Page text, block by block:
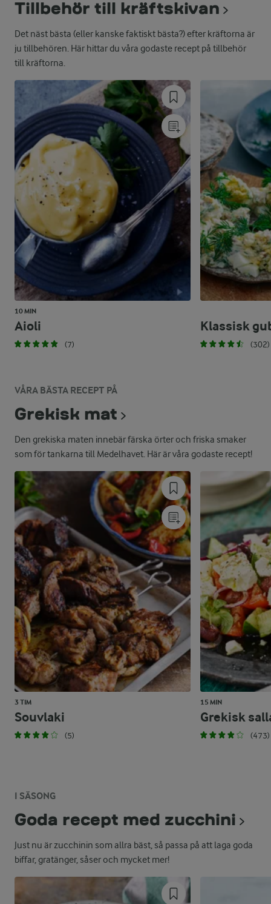
Tillbehör till kräftskivan
Det näst bästa (eller kanske faktiskt bästa?) efter kräftorna är
ju tillbehören. Här hittar du våra godaste recept på tillbehör
till kräftorna.
10 MIN
Aioli
(7)
Klassisk
(302)
VÅRA BÄSTA RECEPT PÅ
Grekisk mat
Den grekiska maten innebär färska örter och friska smaker
som för tankarna till Medelhavet. Här är våra godaste recept!
3 TIM
Souvlaki
(5)
15 MIN
Grekisk
(473)
I SÄSONG
Goda recept med zucchini
Just nu är zucchinin som allra bäst, så passa på att laga goda
biffar, gratänger, såser och mycket mer!